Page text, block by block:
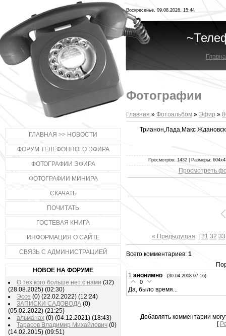
ГЛАВНАЯ >> НОВОСТИ
ФОРУМ ТЕЛЕФОННОГО ЭФИРА
ФОТОГРАФИИ ЭФИРА
ФОТОГРАФИИ МИНИРА
СКАЧАТЬ
ПОЧИТАТЬ
ГОСТЕВАЯ КНИГА
ИНФОРМАЦИЯ О САЙТЕ
СВЯЗЬ С АДМИНИСТРАЦИЕЙ
НОВОЕ НА ФОРУМЕ
О тех кого больше нет с нами (32)
(28.08.2025) (02:30)
Эссе (0) (22.02.2022) (12:24)
ЗАПИСКИ САДОВОДА (0)
(05.02.2022) (21:25)
альманах (0) (04.12.2021) (18:43)
Тарасов Владимир Михайлович (0)
(14.02.2015) (09:51)
Воскресенье, 09.08.2026, 15:44
Фотографии
Главная » Фотоальбом » Эфир »
Трианон,Лада,Макс
Просмотров: 1432 | Размеры:
Просмотреть
« Предыдущая 31 32 33
Всего комментариев: 1
1 анонимно (30.04.2008 07:16)
0
Да, было время...
Добавлять комментарии
[